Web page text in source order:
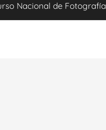
Nacional de Fotografía